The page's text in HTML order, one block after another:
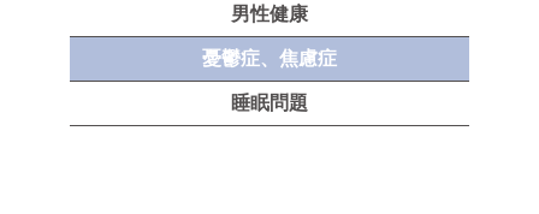
男性健康
憂鬱症、焦慮症
睡眠問題